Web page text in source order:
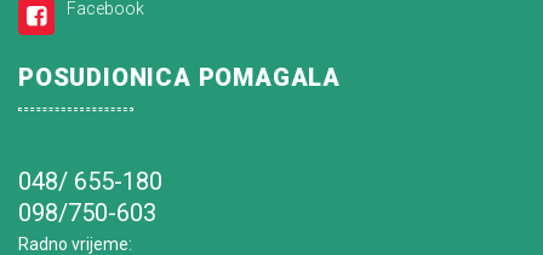
Facebook
POSUDIONICA POMAGALA
048/ 655-180
098/750-603
Radno vrijeme: